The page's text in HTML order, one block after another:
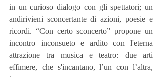
in un curioso dialogo con gli spettatori; un
andirivieni sconcertante di azioni, poesie e
ricordi. “Con certo sconcerto” propone un
incontro inconsueto e ardito con l'eterna
attrazione tra musica e teatro: due arti
effimere, che s'incantano, l’un con l’altra,